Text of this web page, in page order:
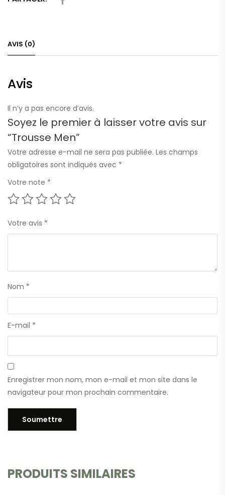
AVIS (0)
Avis
Il n’y a pas encore d’avis.
Soyez le premier à laisser votre avis sur
“Trousse Men”
Votre adresse e-mail ne sera pas publiée. Les champs
obligatoires sont indiqués avec *
Votre note *
Votre avis *
Nom *
E-mail *
Enregistrer mon nom, mon e-mail et mon site dans le
navigateur pour mon prochain commentaire.
PRODUITS SIMILAIRES